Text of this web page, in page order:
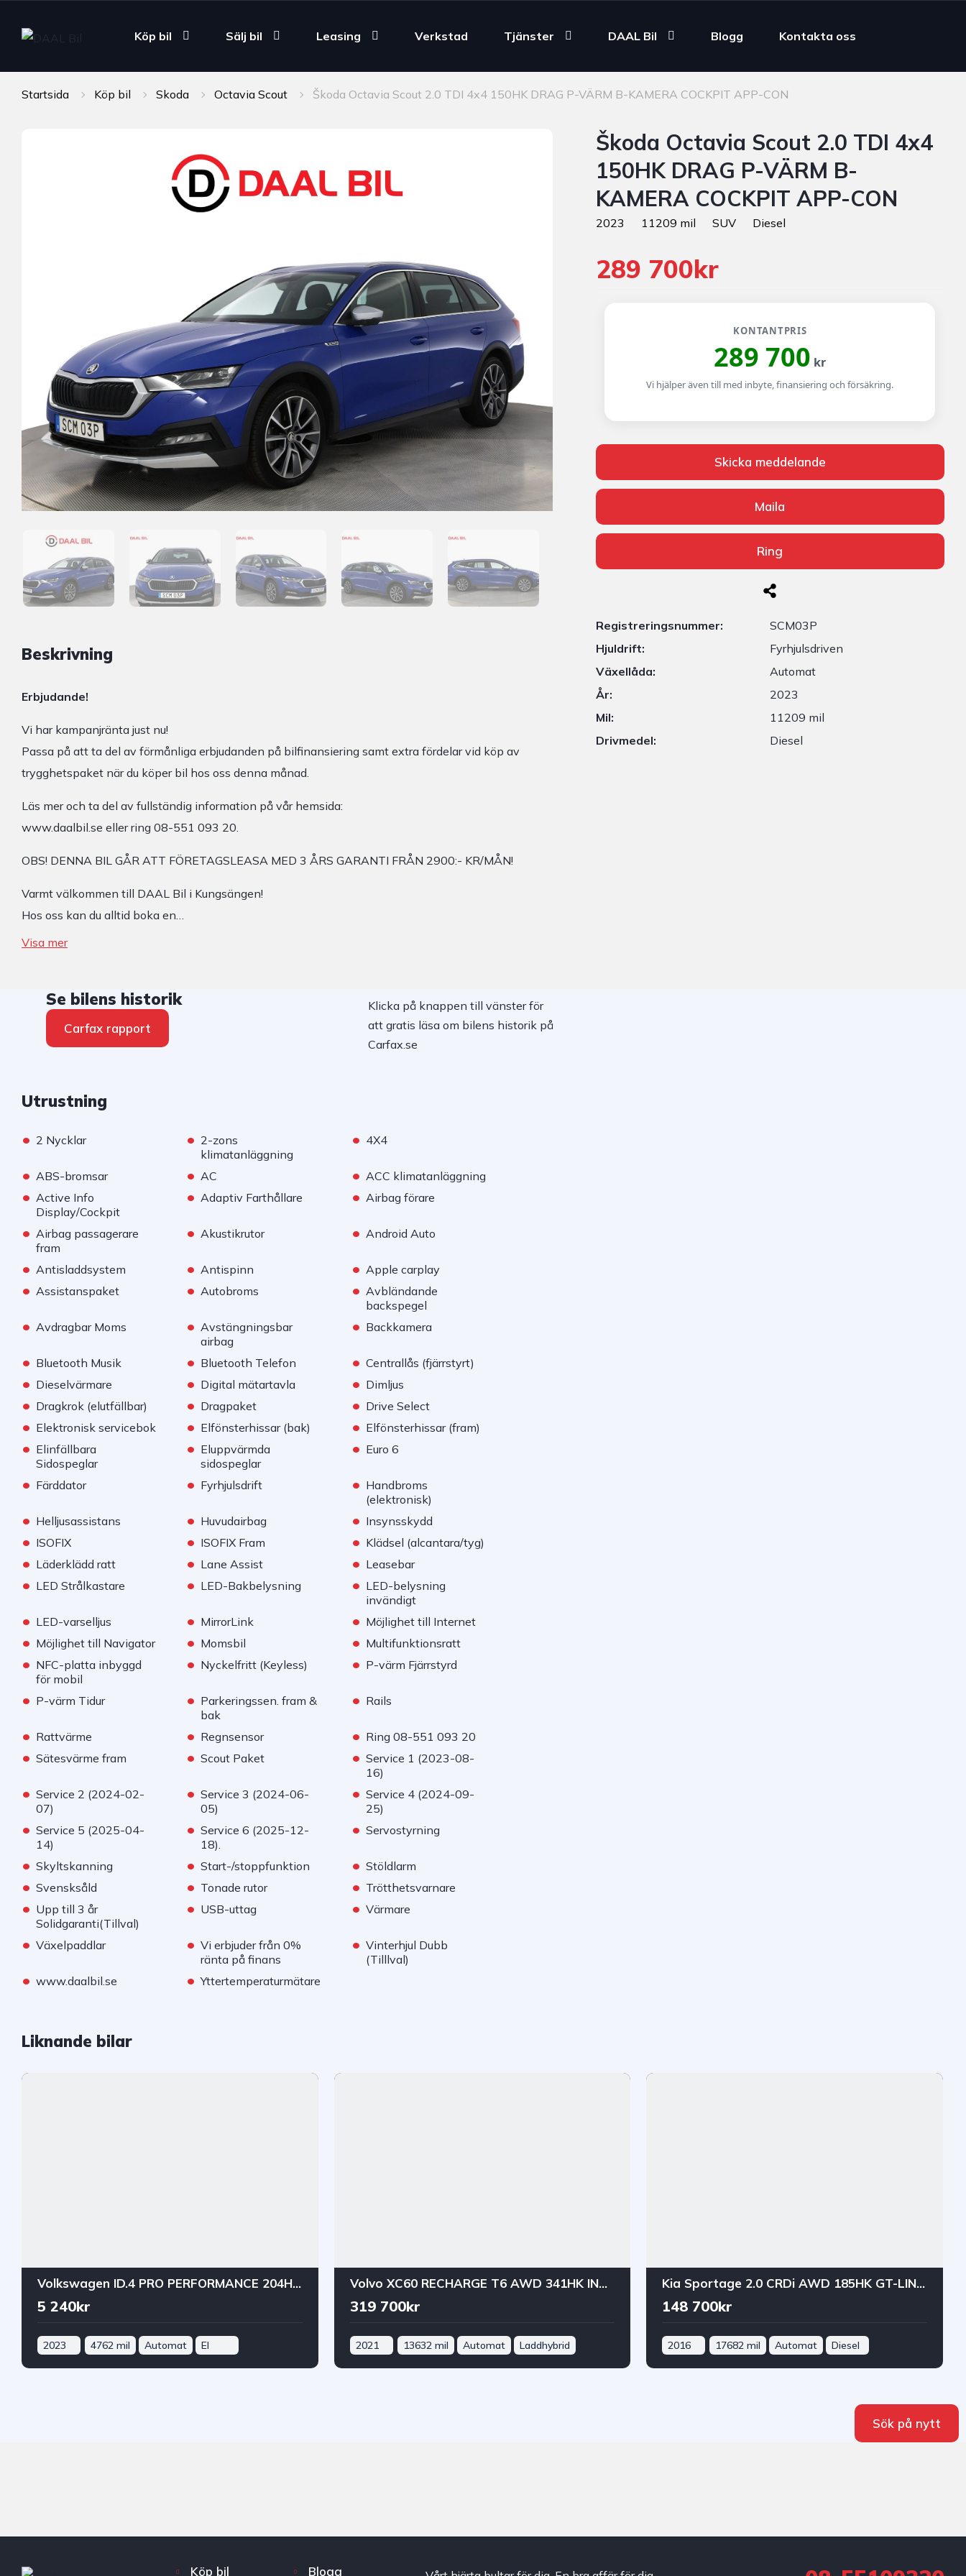
Köp bil Sälj bil Leasing Verkstad Tjänster DAAL Bil Blogg Kontakta oss
Startsida Köp bil Skoda Octavia Scout Škoda Octavia Scout 2.0 TDI 4x4 150HK DRAG P-VÄRM B-KAMERA COCKPIT APP-CON
Beskrivning
Erbjudande!
Vi har kampanjränta just nu!
Passa på att ta del av förmånliga erbjudanden på bilfinansiering samt extra fördelar vid köp av
trygghetspaket när du köper bil hos oss denna månad.
Läs mer och ta del av fullständig information på vår hemsida:
www.daalbil.se eller ring 08-551 093 20.
OBS! DENNA BIL GÅR ATT FÖRETAGSLEASA MED 3 ÅRS GARANTI FRÅN 2900:- KR/MÅN!
Varmt välkommen till DAAL Bil i Kungsängen!
Hos oss kan du alltid boka en…
Visa mer
Škoda Octavia Scout 2.0 TDI 4x4
150HK DRAG P-VÄRM B-
KAMERA COCKPIT APP-CON
2023 11209 mil SUV Diesel
289 700kr
KONTANTPRIS
289 700 kr
Vi hjälper även till med inbyte, finansiering och försäkring.
Skicka meddelande
Maila
Ring
Registreringsnummer:
SCM03P
Hjuldrift:
Fyrhjulsdriven
Växellåda:
Automat
År:
2023
Mil:
11209 mil
Drivmedel:
Diesel
Se bilens historik
Carfax rapport
Klicka på knappen till vänster för
att gratis läsa om bilens historik på
Carfax.se
Utrustning
• 2 Nycklar • 2-zons
klimatanläggning
• 4X4
• ABS-bromsar • AC • ACC klimatanläggning
• Active Info
Display/Cockpit
• Adaptiv Farthållare • Airbag förare
• Airbag passagerare
fram
• Akustikrutor • Android Auto
• Antisladdsystem • Antispinn • Apple carplay
• Assistanspaket • Autobroms • Avbländande
backspegel
• Avdragbar Moms • Avstängningsbar
airbag
• Backkamera
• Bluetooth Musik • Bluetooth Telefon • Centrallås (fjärrstyrt)
• Dieselvärmare • Digital mätartavla • Dimljus
• Dragkrok (elutfällbar) • Dragpaket • Drive Select
• Elektronisk servicebok • Elfönsterhissar (bak) • Elfönsterhissar (fram)
• Elinfällbara
Sidospeglar
• Eluppvärmda
sidospeglar
• Euro 6
• Färddator • Fyrhjulsdrift • Handbroms
(elektronisk)
• Helljusassistans • Huvudairbag • Insynsskydd
• ISOFIX • ISOFIX Fram • Klädsel (alcantara/tyg)
• Läderklädd ratt • Lane Assist • Leasebar
• LED Strålkastare • LED-Bakbelysning • LED-belysning
invändigt
• LED-varselljus • MirrorLink • Möjlighet till Internet
• Möjlighet till Navigator • Momsbil • Multifunktionsratt
• NFC-platta inbyggd
för mobil
• Nyckelfritt (Keyless) • P-värm Fjärrstyrd
• P-värm Tidur • Parkeringssen. fram &
bak
• Rails
• Rattvärme • Regnsensor • Ring 08-551 093 20
• Sätesvärme fram • Scout Paket • Service 1 (2023-08-
16)
• Service 2 (2024-02-
07)
• Service 3 (2024-06-
05)
• Service 4 (2024-09-
25)
• Service 5 (2025-04-
14)
• Service 6 (2025-12-
18).
• Servostyrning
• Skyltskanning • Start-/stoppfunktion • Stöldlarm
• Svensksåld • Tonade rutor • Trötthetsvarnare
• Upp till 3 år
Solidgaranti(Tillval)
• USB-uttag • Värmare
• Växelpaddlar • Vi erbjuder från 0%
ränta på finans
• Vinterhjul Dubb
(Tilllval)
• www.daalbil.se • Yttertemperaturmätare
Liknande bilar
Volkswagen ID.4 PRO PERFORMANCE 204HK 82kWh PRIVAT/FÖRETAGSLEASING
5 240kr
2023 4762 mil Automat El
Volvo XC60 RECHARGE T6 AWD 341HK INSCRIPTION DRAG PANO B-KAM
319 700kr
2021 13632 mil Automat Laddhybrid
Kia Sportage 2.0 CRDi AWD 185HK GT-LINE DRAG B-KAM JBL® NAVI PANO
148 700kr
2016 17682 mil Automat Diesel
Sök på nytt
Köp bil Blogg